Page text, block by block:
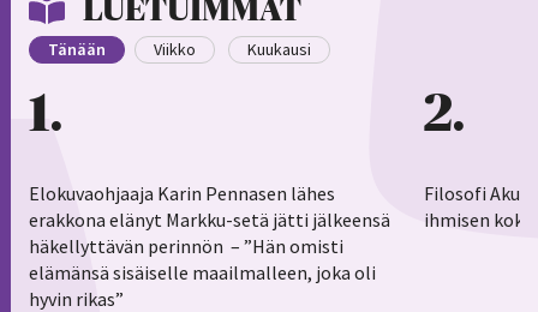
LUETUIMMAT
Tänään Viikko Kuukausi
1
Elokuvaohjaaja Karin Pennasen lähes
erakkona elänyt Markku-setä jätti jälkeensä
häkellyttävän perinnön – ”Hän omisti
elämänsä sisäiselle maailmalleen, joka oli
hyvin rikas”
2
Filosofi Aku
ihmisen